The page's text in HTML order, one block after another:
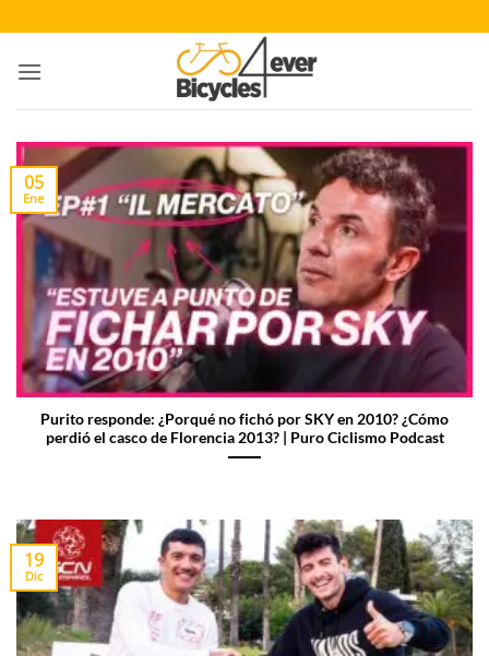
al
contenido
Purito responde: ¿Porqué no fichó por SKY en 2010? ¿Cómo
perdió el casco de Florencia 2013? | Puro Ciclismo Podcast
05
Ene
19
Dic